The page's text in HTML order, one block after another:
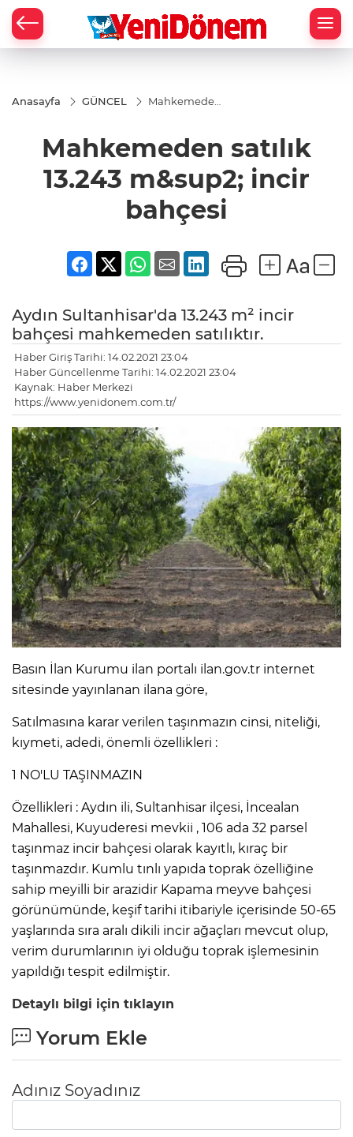
Anasayfa GÜNCEL
Mahkemeden
bahçesi
Mahkemeden satılık
13.243 m&sup2; incir
bahçesi
Aydın Sultanhisar'da 13.243 m² incir
bahçesi mahkemeden satılıktır.
Haber Giriş Tarihi: 14.02.2021 23:04
Haber Güncellenme Tarihi: 14.02.2021 23:04
Kaynak: Haber Merkezi
https://www.yenidonem.com.tr/
Basın İlan Kurumu ilan portalı ilan.gov.tr internet
sitesinde yayınlanan ilana göre,
Satılmasına karar verilen taşınmazın cinsi, niteliği,
kıymeti, adedi, önemli özellikleri :
1 NO'LU TAŞINMAZIN
Özellikleri : Aydın ili, Sultanhisar ilçesi, İncealan
Mahallesi, Kuyuderesi mevkii , 106 ada 32 parsel
taşınmaz incir bahçesi olarak kayıtlı, kıraç bir
taşınmazdır. Kumlu tınlı yapıda toprak özelliğine
sahip meyilli bir arazidir Kapama meyve bahçesi
görünümünde, keşif tarihi itibariyle içerisinde 50-65
yaşlarında sıra aralı dikili incir ağaçları mevcut olup,
verim durumlarının iyi olduğu toprak işlemesinin
yapıldığı tespit edilmiştir.
Detaylı bilgi için tıklayın
Yorum Ekle
Adınız Soyadınız